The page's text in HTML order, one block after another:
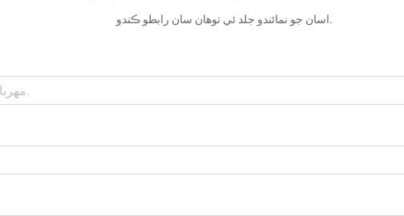
اسان جو نمائندو جلد ئي توهان سان رابطو ڪندو.